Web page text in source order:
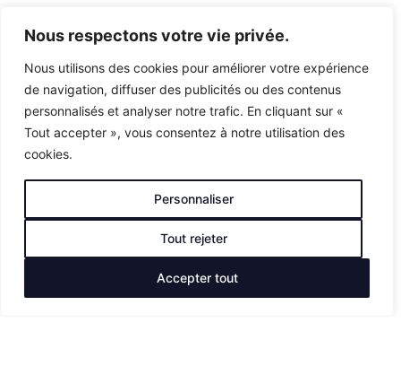
Nous respectons votre vie privée.
Nous utilisons des cookies pour améliorer votre expérience
de navigation, diffuser des publicités ou des contenus
personnalisés et analyser notre trafic. En cliquant sur «
Tout accepter », vous consentez à notre utilisation des
cookies.
Personnaliser
Tout rejeter
Accepter tout